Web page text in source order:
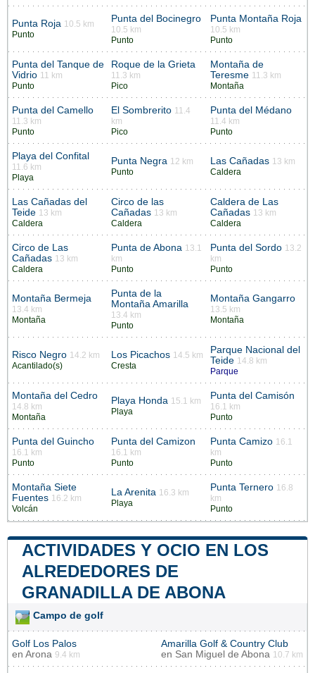
Punta Roja 10.5 km
Punto
Punta del Bocinegro
10.5 km
Punto
Punta Montaña Roja
10.5 km
Punto
Punta del Tanque de
Vidrio 11 km
Punto
Roque de la Grieta
11.3 km
Pico
Montaña de
Teresme 11.3 km
Montaña
Punta del Camello
11.3 km
Punto
El Sombrerito 11.4
km
Pico
Punta del Médano
11.4 km
Punto
Playa del Confital
11.6 km
Playa
Punta Negra 12 km
Punto
Las Cañadas 13 km
Caldera
Las Cañadas del
Teide 13 km
Caldera
Circo de las
Cañadas 13 km
Caldera
Caldera de Las
Cañadas 13 km
Caldera
Circo de Las
Cañadas 13 km
Caldera
Punta de Abona 13.1
km
Punto
Punta del Sordo 13.2
km
Punto
Montaña Bermeja
13.4 km
Montaña
Punta de la
Montaña Amarilla
13.4 km
Punto
Montaña Gangarro
13.5 km
Montaña
Risco Negro 14.2 km
Acantilado(s)
Los Picachos 14.5 km
Cresta
Parque Nacional del
Teide 14.8 km
Parque
Montaña del Cedro
14.8 km
Montaña
Playa Honda 15.1 km
Playa
Punta del Camisón
16.1 km
Punto
Punta del Guincho
16.1 km
Punto
Punta del Camizon
16.1 km
Punto
Punta Camizo 16.1
km
Punto
Montaña Siete
Fuentes 16.2 km
Volcán
La Arenita 16.3 km
Playa
Punta Ternero 16.8
km
Punto
ACTIVIDADES Y OCIO EN LOS
ALREDEDORES DE
GRANADILLA DE ABONA
Campo de golf
Golf Los Palos
en Arona 9.4 km
Amarilla Golf & Country Club
en San Miguel de Abona 10.7 km